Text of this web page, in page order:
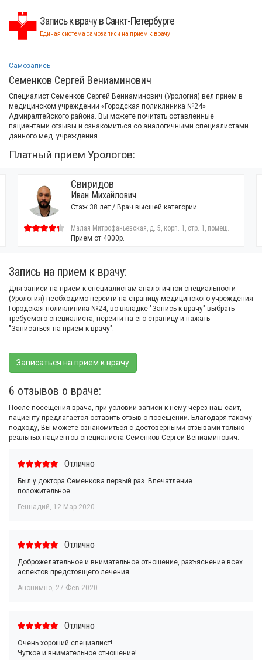
Запись к врачу в Санкт-Петербурге
Единая система самозаписи на прием к врачу
Самозапись
Семенков Сергей Вениаминович
Специалист Семенков Сергей Вениаминович (Урология) вел прием в
медицинском учреждении «Городская поликлиника №24»
Адмиралтейского района. Вы можете почитать оставленные
пациентами отзывы и ознакомиться со аналогичными специалистами
данного мед. учреждения.
Платный прием Урологов:
Свиридов
Иван Михайлович
Стаж 38 лет / Врач высшей категории
Малая Митрофаньевская, д. 5, корп. 1, стр. 1, помещ.
24-Н
Прием от 4000р.
Запись на прием к врачу:
Для записи на прием к специалистам аналогичной специальности
(Урология) необходимо перейти на страницу медицинского учреждения
Городская поликлиника №24, во вкладке "Запись к врачу" выбрать
требуемого специалиста, перейти на его страницу и нажать
"Записаться на прием к врачу".
Записаться на прием к врачу
6 отзывов о враче:
После посещения врача, при условии записи к нему через наш сайт,
пациенту предлагается оставить отзыв о посещении. Благодаря такому
подходу, Вы можете ознакомиться с достоверными отзывами только
реальных пациентов специалиста Семенков Сергей Вениаминович.
Отлично
Был у доктора Семенкова первый раз. Впечатление
положительное.
Геннадий, 12 Мар 2020
Отлично
Доброжелательное и внимательное отношение, разъяснение всех
аспектов предстоящего лечения.
Анонимно, 27 Фев 2020
Отлично
Очень хороший специалист!
Чуткое и внимательное отношение!